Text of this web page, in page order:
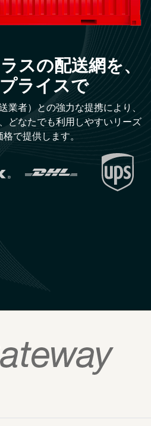
スの配送網を、
ライスで
業者）との強力な提携により、
どなたでも利用しやすいリーズ
で提供します。